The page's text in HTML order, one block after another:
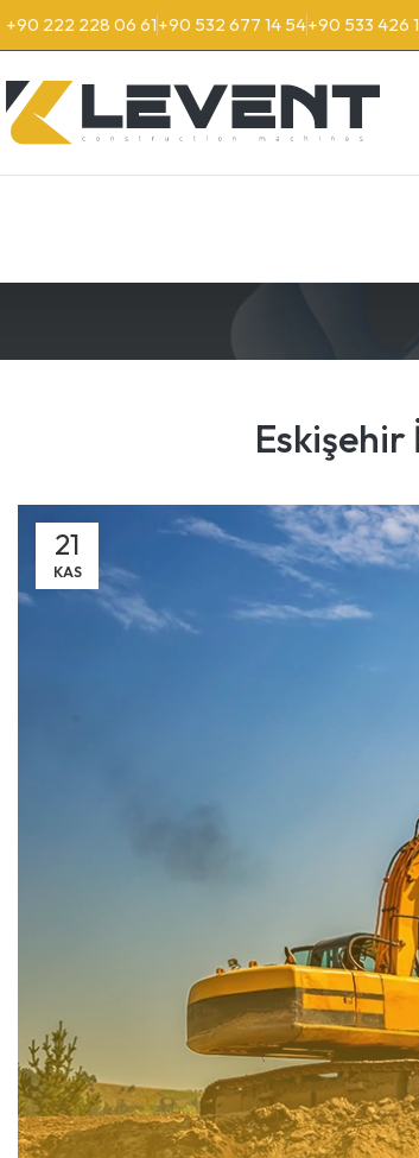
+90 222 228 06 61+90 532 677 14 54+90 533 426
21
KAS